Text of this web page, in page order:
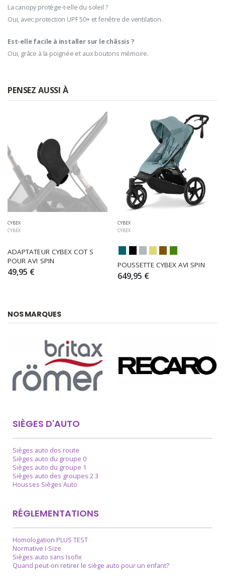
La canopy protège-t-elle du soleil ?
Oui, avec protection UPF 50+ et fenêtre de ventilation.
Est-elle facile à installer sur le châssis ?
Oui, grâce à la poignée et aux boutons mémoire.
PENSEZ AUSSI À
CYBEX
CYBEX
ADAPTATEUR CYBEX COT S
POUR AVI SPIN
49,95 €
CYBEX
CYBEX
POUSSETTE CYBEX AVI SPIN
649,95 €
NOS MARQUES
SIÈGES D'AUTO
Sièges auto dos route
Sièges auto du groupe 0
Sièges auto du groupe 1
Sièges auto des groupes 2 3
Housses Sièges Auto
RÉGLEMENTATIONS
Homologation PLUS TEST
Normative I-Size
Sièges auto sans Isofix
Quand peut-on retirer le siège auto pour un enfant?